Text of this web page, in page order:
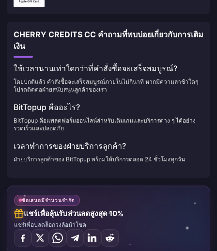
CHERRY CREDITS CC คำถามที่พบบ่อยเกี่ยวกับการเติม
เงิน
ใช้เวลานานเท่าใดกว่าที่คำสั่งซื้อจะเสร็จสมบูรณ์?
โดยปกติแล้ว คำสั่งซื้อจะเสร็จสมบูรณ์ภายในไม่กี่นาที หากมีความล่าช้าใดๆ
โปรดติดต่อฝ่ายสนับสนุนลูกค้าของเรา
BitTopup คืออะไร?
BitTopup คือแพลตฟอร์มออนไลน์สำหรับเติมเกมและบริการต่าง ๆ ได้อย่าง
รวดเร็วและปลอดภัย
เวลาทำการของฝ่ายบริการลูกค้า?
ฝ่ายบริการลูกค้าของ BitTopup พร้อมให้บริการตลอด 24 ชั่วโมงทุกวัน
ข้อเสนอมีจำนวนจำกัด
แชร์เพื่อลุ้นรับส่วนลดสูงสุด 10%
แชร์เพื่อปลดล็อกวงล้อนำโชค